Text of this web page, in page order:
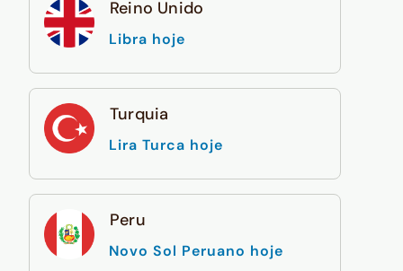
Reino Unido
Libra hoje
Turquia
Lira Turca hoje
Peru
Novo Sol Peruano hoje